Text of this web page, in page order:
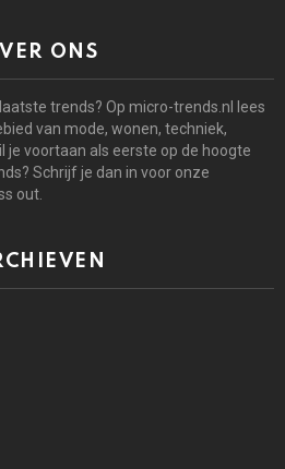
ONS
trends? Op micro-trends.nl lees
van mode, wonen, techniek,
je voortaan als eerste op de hoogte
Schrijf je dan in voor onze
out.